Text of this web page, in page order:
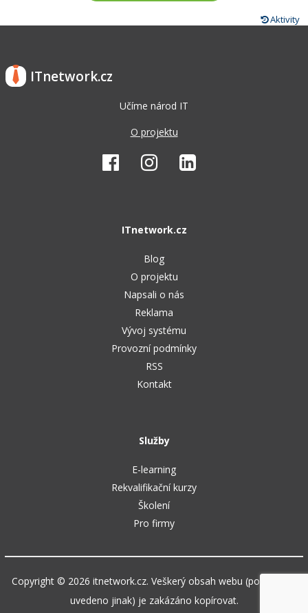
Aktivity
ITnetwork.cz
Učíme národ IT
O projektu
ITnetwork.cz
Blog
O projektu
Napsali o nás
Reklama
Vývoj systému
Provozní podmínky
RSS
Kontakt
Služby
E-learning
Rekvalifikační kurzy
Školení
Pro firmy
Copyright © 2026 itnetwork.cz. Veškerý obsah webu (pokud není
uvedeno jinak) je zakázáno kopírovat.